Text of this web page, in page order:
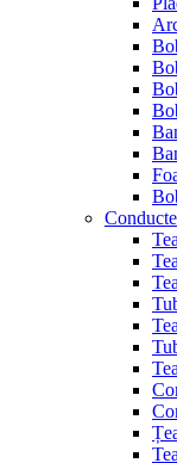
Conducte